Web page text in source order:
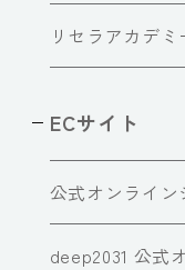
リセラアカデミ
ECサイト
公式オンライン
deep2031 公式